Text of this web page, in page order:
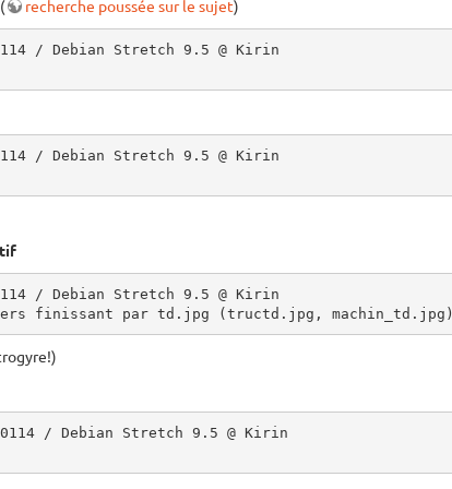
recherche poussée sur le sujet)
/ Debian Stretch 9.5 @ Kirin
/ Debian Stretch 9.5 @ Kirin
/ Debian Stretch 9.5 @ Kirin
finissant par td.jpg (tructd.jpg, machin_td.jpg)
/ Debian Stretch 9.5 @ Kirin